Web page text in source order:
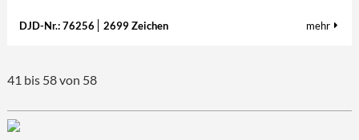
DJD-Nr.: 76256 2699 Zeichen mehr
41 bis 58 von 58